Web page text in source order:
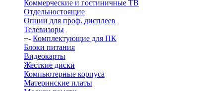
Коммерческие и гостиничные ТВ
Отдельностоящие
Опции для проф. дисплеев
Телевизоры
+- Комплектующие для ПК
Блоки питания
Видеокарты
Жесткие диски
Компьютерные корпуса
Материнские платы